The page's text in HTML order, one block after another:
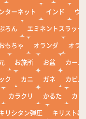
ターネット インド
ウ
ろん
エミネントスラック
もちゃ オランダ
オラ
お旅所 お盆
カー
ク カニ ガネ
カピバ
カラクリ かるた
カレ
リシタン弾圧
キリスト教